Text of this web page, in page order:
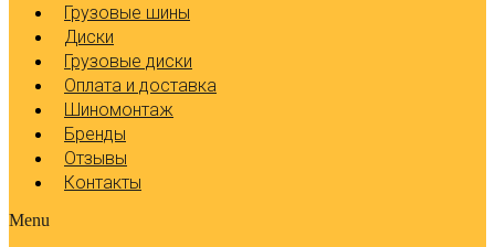
Грузовые шины
Диски
Грузовые диски
Оплата и доставка
Шиномонтаж
Бренды
Отзывы
Контакты
Menu